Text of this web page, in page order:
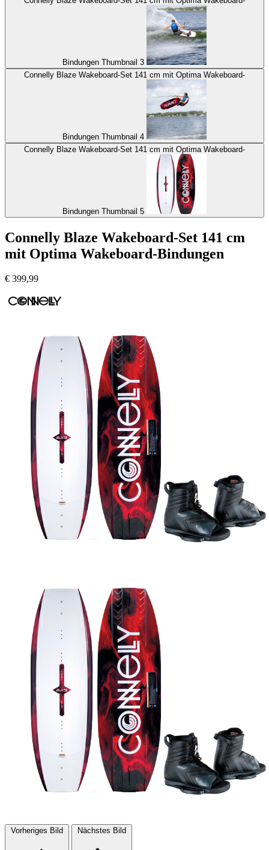
Bindungen Thumbnail 3
Connelly Blaze Wakeboard-Set 141 cm mit Optima Wakeboard-
Bindungen Thumbnail 4
Connelly Blaze Wakeboard-Set 141 cm mit Optima Wakeboard-
Bindungen Thumbnail 5
Connelly Blaze Wakeboard-Set 141 cm
mit Optima Wakeboard-Bindungen
€ 399,99
Vorheriges Bild Nächstes Bild